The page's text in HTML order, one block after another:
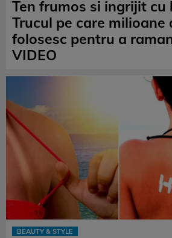
Ten frumos si ingrijit cu
Trucul pe care milioane
folosesc pentru a
VIDEO
BEAUTY & STYLE